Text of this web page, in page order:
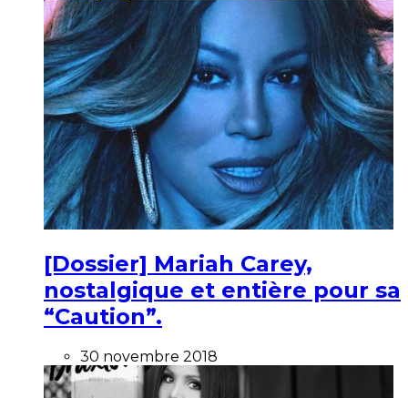
[Dossier] Mariah Carey,
nostalgique et entière pour sa
“Caution”.
30 novembre 2018